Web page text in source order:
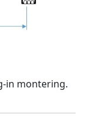
in montering.